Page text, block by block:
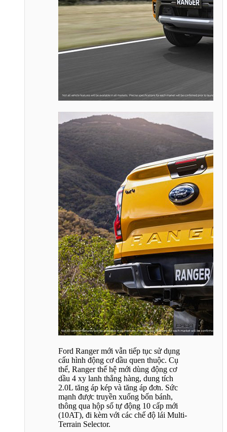
Ford Ranger mới vẫn tiếp tục sử dụng
cấu hình động cơ dầu quen thuộc. Cụ
thể, Ranger thế hệ mới dùng động cơ
dầu 4 xy lanh thẳng hàng, dung tích
2.0L tăng áp kép và tăng áp đơn. Sức
mạnh được truyền xuống bốn bánh,
thông qua hộp số tự động 10 cấp mới
(10AT), đi kèm với các chế độ lái Multi-
Terrain Selector.